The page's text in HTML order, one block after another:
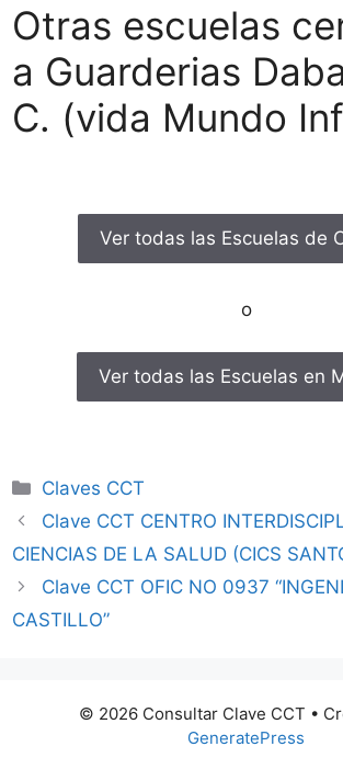
Otras escuelas
a Guarderias
C. (vida Mundo
Ver todas las Escuelas de
o
Ver todas las Escuelas en
Categorías
Claves CCT
Clave CCT CENTRO
CIENCIAS DE LA SALUD (CICS
Clave CCT OFIC NO 0937
CASTILLO”
© 2026 Consultar Clave CCT •
GeneratePress